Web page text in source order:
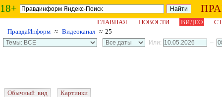
18+
ГЛАВНАЯ НОВОСТИ ВИДЕО
ПравдаИнформ ≈ Видеоканал ≈ 25
Или: –
Обычный вид
Картинки